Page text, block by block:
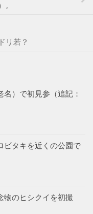
。
リ若？
）で初見参（追記：
ビタキを近くの公園で
物のヒシクイを初撮